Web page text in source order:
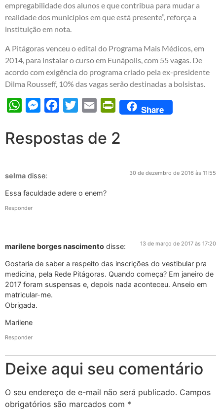
empregabilidade dos alunos e que contribua para mudar a
realidade dos municípios em que está presente”, reforça a
instituição em nota.
A Pitágoras venceu o edital do Programa Mais Médicos, em
2014, para instalar o curso em Eunápolis, com 55 vagas. De
acordo com exigência do programa criado pela ex-presidente
Dilma Rousseff, 10% das vagas serão destinadas a bolsistas.
WhatsAppMessengerFacebook
Twitter Email PrintFriendly
Share
Respostas de 2
selma disse: 30 de dezembro de 2016 às 11:55
Essa faculdade adere o enem?
Responder
marilene borges nascimento disse: 13 de março de 2017 às 17:20
Gostaria de saber a respeito das inscrições do vestibular pra
medicina, pela Rede Pitágoras. Quando começa? Em janeiro de
2017 foram suspensas e, depois nada aconteceu. Anseio em
matricular-me.
Obrigada.
Marilene
Responder
Deixe aqui seu comentário
O seu endereço de e-mail não será publicado. Campos
obrigatórios são marcados com *